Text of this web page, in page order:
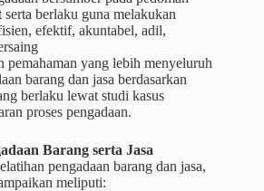
serta berlaku guna melakukan
efektif, akuntabel, adil,
pemahaman yang lebih menyeluruh
barang dan jasa berdasarkan
berlaku lewat studi kasus
proses pengadaan.
Barang serta Jasa
pengadaan barang dan jasa,
meliputi: